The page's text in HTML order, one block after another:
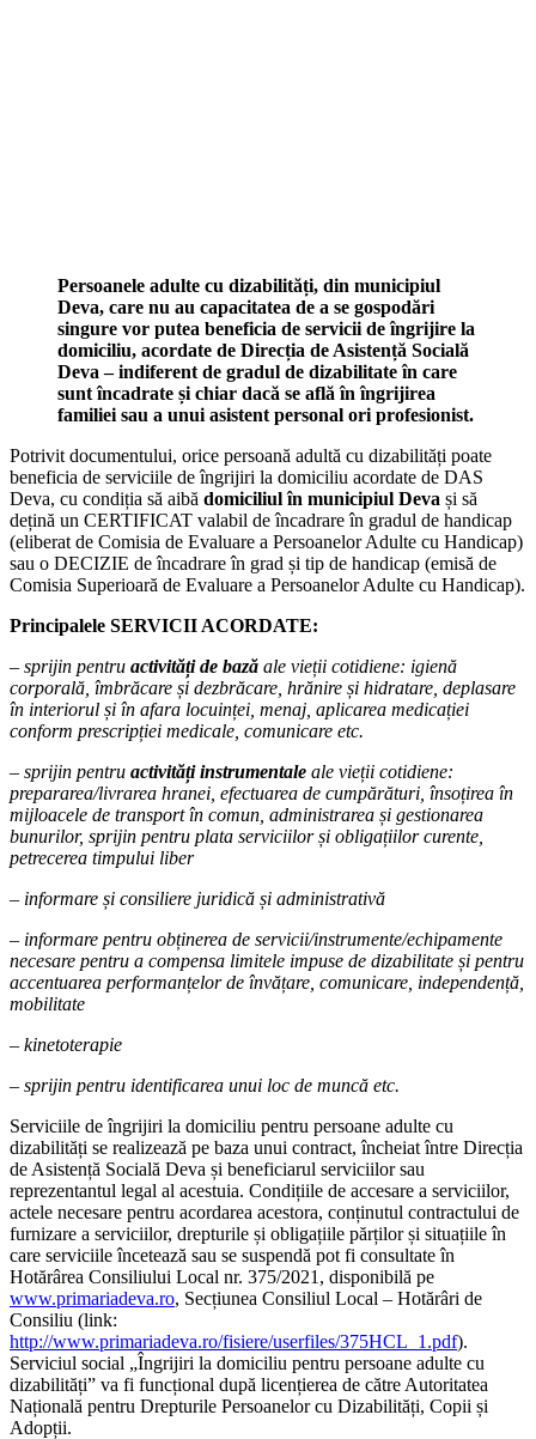
Persoanele adulte cu dizabilități, din municipiul
Deva, care nu au capacitatea de a se gospodări
singure vor putea beneficia de servicii de îngrijire la
domiciliu, acordate de Direcția de Asistență Socială
Deva – indiferent de gradul de dizabilitate în care
sunt încadrate și chiar dacă se află în îngrijirea
familiei sau a unui asistent personal ori profesionist.
Potrivit documentului, orice persoană adultă cu dizabilități poate
beneficia de serviciile de îngrijiri la domiciliu acordate de DAS
Deva, cu condiția să aibă domiciliul în municipiul Deva și să
dețină un CERTIFICAT valabil de încadrare în gradul de handicap
(eliberat de Comisia de Evaluare a Persoanelor Adulte cu Handicap)
sau o DECIZIE de încadrare în grad și tip de handicap (emisă de
Comisia Superioară de Evaluare a Persoanelor Adulte cu Handicap).
Principalele SERVICII ACORDATE:
– sprijin pentru activități de bază ale vieții cotidiene: igienă
corporală, îmbrăcare și dezbrăcare, hrănire și hidratare, deplasare
în interiorul și în afara locuinței, menaj, aplicarea medicației
conform prescripției medicale, comunicare etc.
– sprijin pentru activități instrumentale ale vieții cotidiene:
prepararea/livrarea hranei, efectuarea de cumpărături, însoțirea în
mijloacele de transport în comun, administrarea și gestionarea
bunurilor, sprijin pentru plata serviciilor și obligațiilor curente,
petrecerea timpului liber
– informare și consiliere juridică și administrativă
– informare pentru obținerea de servicii/instrumente/echipamente
necesare pentru a compensa limitele impuse de dizabilitate și pentru
accentuarea performanțelor de învățare, comunicare, independență,
mobilitate
– kinetoterapie
– sprijin pentru identificarea unui loc de muncă etc.
Serviciile de îngrijiri la domiciliu pentru persoane adulte cu
dizabilități se realizează pe baza unui contract, încheiat între Direcția
de Asistență Socială Deva și beneficiarul serviciilor sau
reprezentantul legal al acestuia. Condițiile de accesare a serviciilor,
actele necesare pentru acordarea acestora, conținutul contractului de
furnizare a serviciilor, drepturile și obligațiile părților și situațiile în
care serviciile încetează sau se suspendă pot fi consultate în
Hotărârea Consiliului Local nr. 375/2021, disponibilă pe
www.primariadeva.ro, Secțiunea Consiliul Local – Hotărâri de
Consiliu (link:
http://www.primariadeva.ro/fisiere/userfiles/375HCL_1.pdf).
Serviciul social „Îngrijiri la domiciliu pentru persoane adulte cu
dizabilități” va fi funcțional după licențierea de către Autoritatea
Națională pentru Drepturile Persoanelor cu Dizabilități, Copii și
Adopții.